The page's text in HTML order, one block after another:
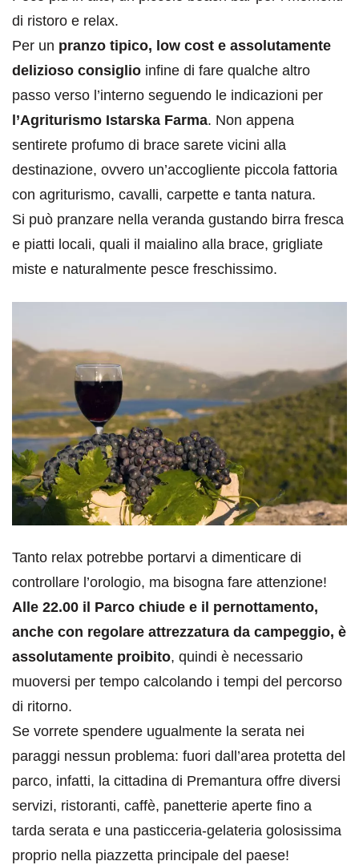
di ristoro e relax.
Per un pranzo tipico, low cost e assolutamente
delizioso consiglio infine di fare qualche altro
passo verso l’interno seguendo le indicazioni per
l’Agriturismo Istarska Farma. Non appena
sentirete profumo di brace sarete vicini alla
destinazione, ovvero un’accogliente piccola fattoria
con agriturismo, cavalli, carpette e tanta natura.
Si può pranzare nella veranda gustando birra fresca
e piatti locali, quali il maialino alla brace, grigliate
miste e naturalmente pesce freschissimo.
Tanto relax potrebbe portarvi a dimenticare di
controllare l’orologio, ma bisogna fare attenzione!
Alle 22.00 il Parco chiude e il pernottamento,
anche con regolare attrezzatura da campeggio, è
assolutamente proibito, quindi è necessario
muoversi per tempo calcolando i tempi del percorso
di ritorno.
Se vorrete spendere ugualmente la serata nei
paraggi nessun problema: fuori dall’area protetta del
parco, infatti, la cittadina di Premantura offre diversi
servizi, ristoranti, caffè, panetterie aperte fino a
tarda serata e una pasticceria-gelateria golosissima
proprio nella piazzetta principale del paese!